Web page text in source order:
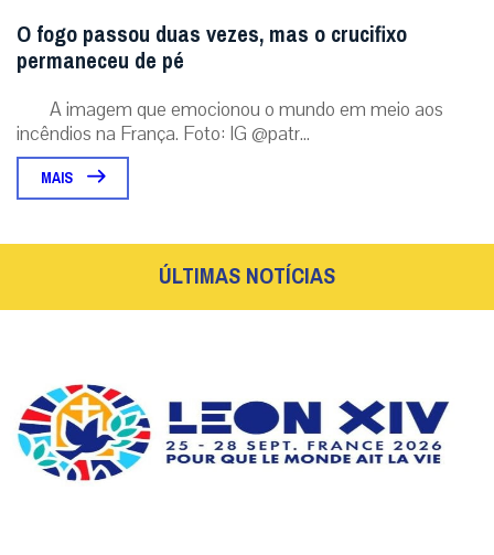
O fogo passou duas vezes, mas o crucifixo
permaneceu de pé
A imagem que emocionou o mundo em meio aos
incêndios na França. Foto: IG @patr...
MAIS
ÚLTIMAS NOTÍCIAS